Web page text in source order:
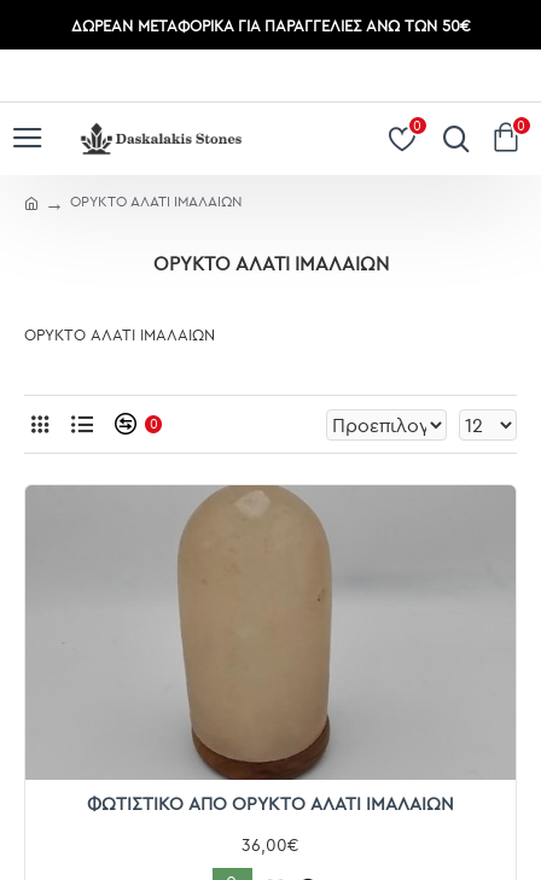
ΔΩΡΕΆΝ ΜΕΤΑΦΟΡΙΚΆ ΓΙΑ ΠΑΡΑΓΓΕΛΊΕΣ ΆΝΩ ΤΩΝ 50€
0 0
ΟΡΥΚΤΟ ΑΛΑΤΙ ΙΜΑΛΑΙΩΝ
ΟΡΥΚΤΟ ΑΛΑΤΙ ΙΜΑΛΑΙΩΝ
ΟΡΥΚΤΟ ΑΛΑΤΙ ΙΜΑΛΑΙΩΝ
0
ΦΩΤΙΣΤΙΚΟ ΑΠΟ ΟΡΥΚΤΟ ΑΛΑΤΙ ΙΜΑΛΑΙΩΝ
36,00€